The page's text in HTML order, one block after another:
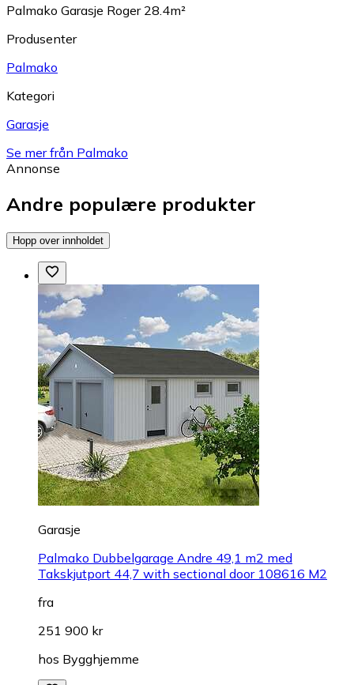
Palmako Garasje Roger 28.4m²
Produsenter
Palmako
Kategori
Garasje
Se mer från Palmako
Annonse
Andre populære produkter
Hopp over innholdet
Garasje
Palmako Dubbelgarage Andre 49,1 m2 med
Takskjutport 44,7 with sectional door 108616 M2
fra
251 900 kr
hos Bygghjemme